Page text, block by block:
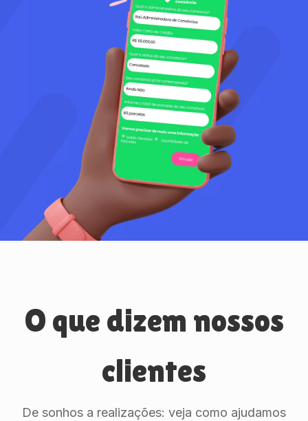
O que dizem nossos
clientes
De sonhos a realizações: veja como ajudamos